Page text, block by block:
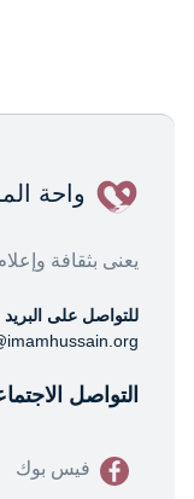
واحة
يعنى بثقافة
للتواصل على البريد
التواصل
فيس بوك